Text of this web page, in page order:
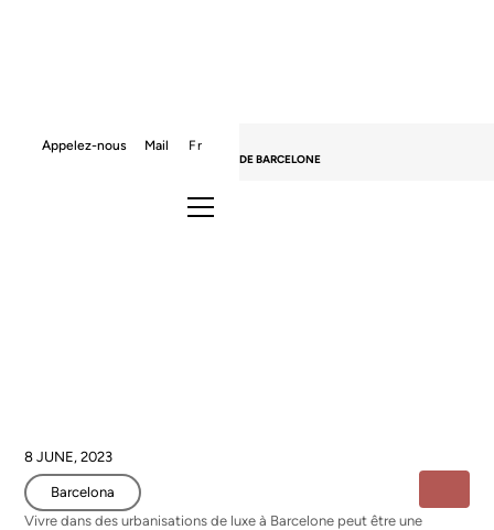
Mail
Appelez-nous Fr
HOME BLOG
BARCELONA
LES 5 MEILLEURS LOTISSEMENTS PRIVÉS DE BARCELONE
8 JUNE, 2023
Barcelona
Vivre dans des urbanisations de luxe à Barcelone peut être une